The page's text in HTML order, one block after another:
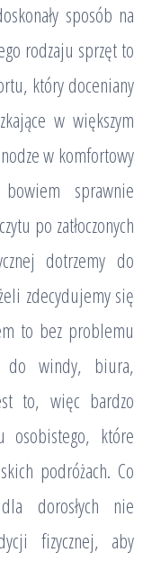
sposób na
rodzaju sprzęt to
który doceniany
w większym
w komfortowy
sprawnie
po zatłoczonych
dotrzemy do
zdecydujemy się
to bez problemu
do windy, biura,
to, więc bardzo
osobistego, które
podróżach. Co
dorosłych nie
fizycznej, aby